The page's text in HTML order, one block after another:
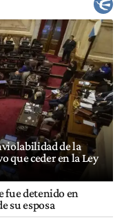
de la
que ceder en la Ley
fue detenido en
su esposa